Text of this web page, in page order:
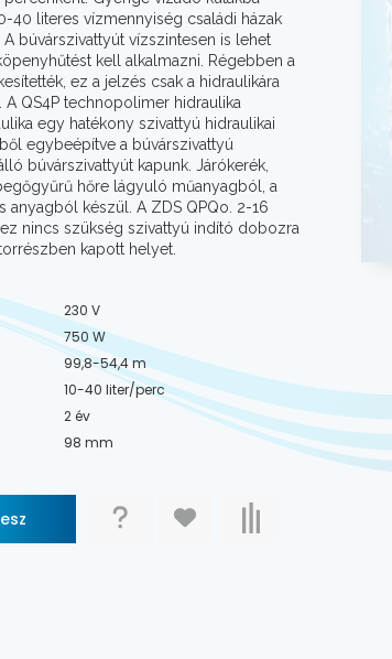
40 literes vízmennyiség családi házak
búvárszivattyút vízszintesen is lehet
kell alkalmazni. Régebben a
ez a jelzés csak a hidraulikára
QS4P technopolimer hidraulika
egy hatékony szivattyú hidraulikai
egybeépítve a búvárszivattyú
búvárszivattyút kapunk. Járókerék,
hőre lágyuló műanyagból, a
készül. A ZDS QPQo. 2-16
nincs szükség szivattyú indító dobozra
kapott helyet.
230 V
750 W
99,8-54,4 m
10-40 liter/perc
2 év
98 mm